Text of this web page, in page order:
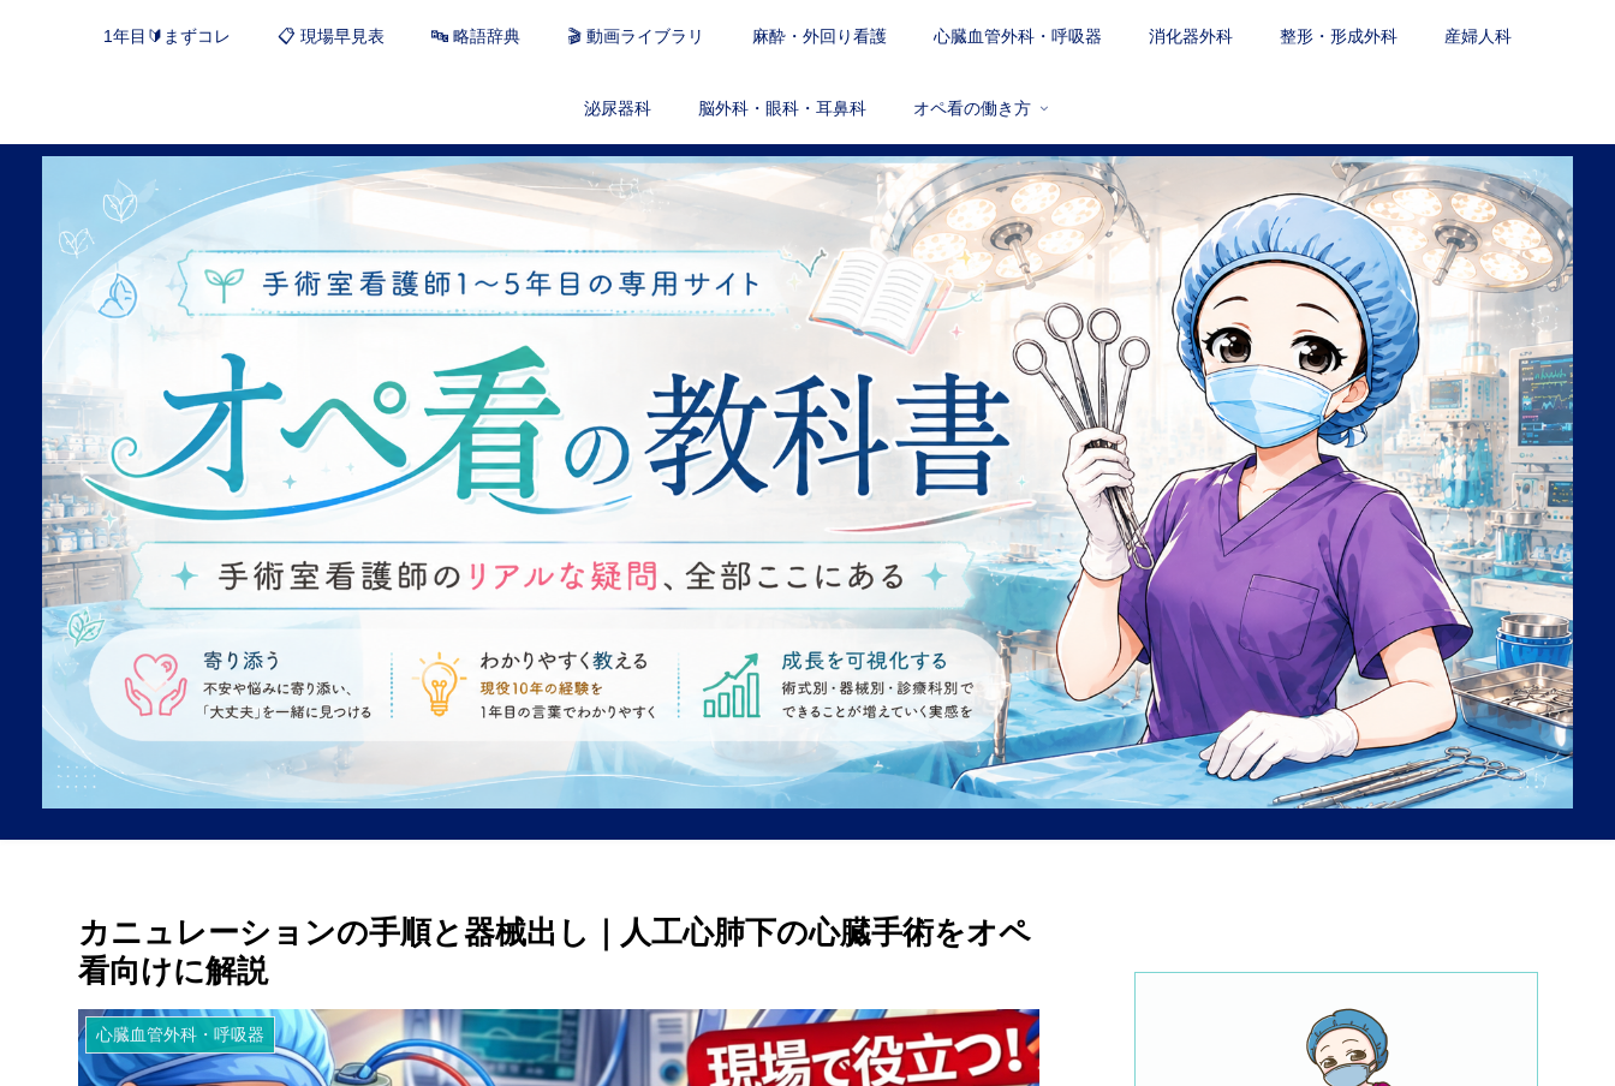
1年目🔰まずコレ 📋 現場早見表 🔤 略語辞典 🎬 動画ライブラリ 麻酔・外回り看護 心臓血管外科・呼吸器 消化器外科 整形・形成外科 産婦人科
泌尿器科 脳外科・眼科・耳鼻科 オペ看の働き方
カニュレーションの手順と器械出し｜人工心肺下の心臓手術をオペ
看向けに解説
心臓血管外科・呼吸器